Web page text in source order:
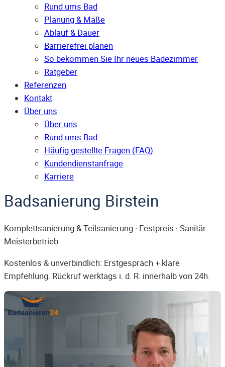
Rund ums Bad
Planung & Maße
Ablauf & Dauer
Barrierefrei planen
So bekommen Sie Ihr neues Badezimmer
Ratgeber
Referenzen
Kontakt
Über uns
Über uns
Rund ums Bad
Häufig gestellte Fragen (FAQ)
Kunden­dienst­anfrage
Karriere
Badsanierung Birstein
Komplettsanierung & Teilsanierung · Festpreis · Sanitär-
Meisterbetrieb
Kostenlos & unverbindlich: Erstgespräch + klare
Empfehlung. Rückruf werktags i. d. R. innerhalb von 24h.